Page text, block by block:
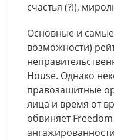
счастья (?!),
Основные и
возможности)
House. Однако
правозащитные
лица и время от
обвиняет